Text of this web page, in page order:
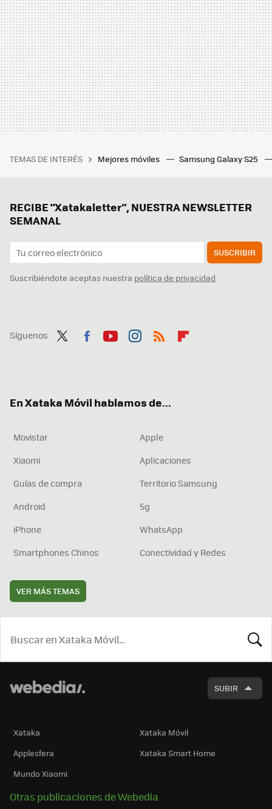
TEMAS DE INTERÉS Mejores móviles Samsung Galaxy S25
RECIBE "Xatakaletter", NUESTRA NEWSLETTER
SEMANAL
SUSCRIBIR
Suscribiéndote aceptas nuestra política de privacidad
Síguenos
En Xataka Móvil hablamos de...
Movistar
Apple
Xiaomi
Aplicaciones
Guías de compra
Territorio Samsung
Android
5g
iPhone
WhatsApp
Smartphones Chinos
Conectividad y Redes
VER MÁS TEMAS
SUBIR
Xataka
Xataka Móvil
Applesfera
Xataka Smart Home
Mundo Xiaomi
Otras publicaciones de Webedia